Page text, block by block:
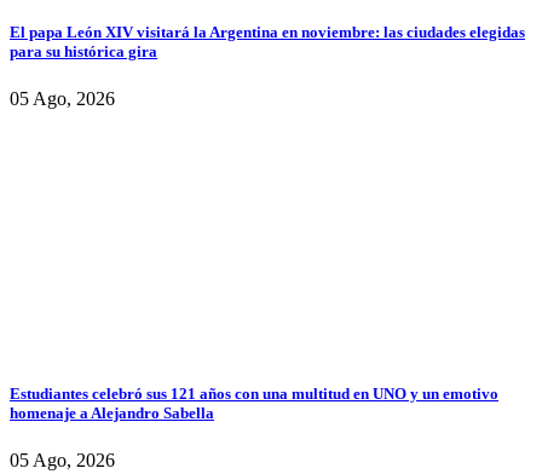
El papa León XIV visitará la Argentina en noviembre: las ciudades elegidas
para su histórica gira
05 Ago, 2026
Estudiantes celebró sus 121 años con una multitud en UNO y un emotivo
homenaje a Alejandro Sabella
05 Ago, 2026